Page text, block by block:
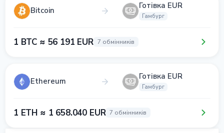
Bitcoin Готівка EUR
Гамбург
1 BTC ≈ 56 191 EUR 7 обмінників
Ethereum Готівка EUR
Гамбург
1 ETH ≈ 1 658.040 EUR 7 обмінників